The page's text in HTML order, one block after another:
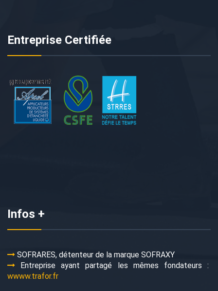
Entreprise Certifiée
Infos +
SOFRARES, détenteur de la marque SOFRAXY
Entreprise ayant partagé les mêmes fondateurs :
wwww.trafor.fr